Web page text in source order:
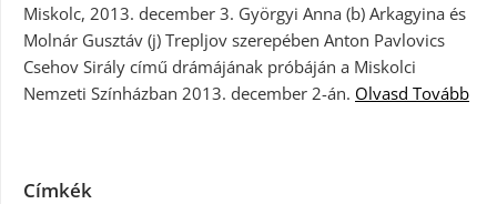
Miskolc, 2013. december 3. Györgyi Anna (b) Arkagyina és
Molnár Gusztáv (j) Trepljov szerepében Anton Pavlovics
Csehov Sirály című drámájának próbáján a Miskolci
Nemzeti Színházban 2013. december 2-án. Olvasd Tovább
Címkék